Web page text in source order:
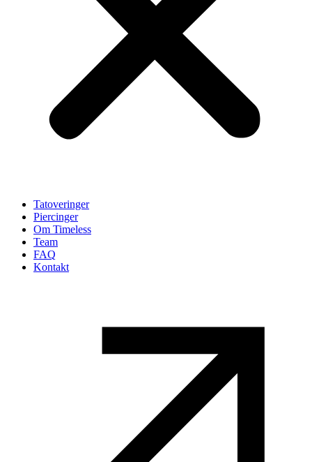
Tatoveringer
Piercinger
Om Timeless
Team
FAQ
Kontakt